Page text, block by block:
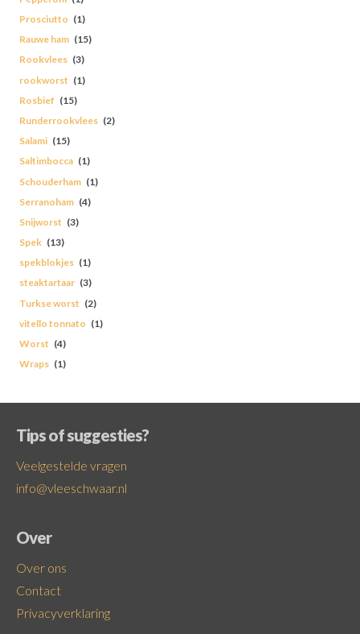
Prosciutto (1)
Rauwe ham (15)
Rookvlees (3)
rookworst (1)
Rosbief (15)
Runderrookvlees (2)
Salami (15)
Saltimbocca (1)
Schouderham (1)
Serranoham (4)
Snijworst (3)
Spek (13)
spekblokjes (1)
steaktartaar (3)
Turkse worst (2)
vitello tonnato (1)
Worst (4)
Wraps (1)
Tips of suggesties?
Veelgestelde vragen
info@vleeschwaar.nl
Over
Over ons
Contact
Privacyverklaring